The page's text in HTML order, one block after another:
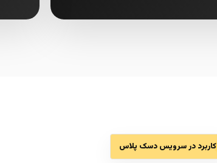
کاربرد در سرویس دسک پلاس